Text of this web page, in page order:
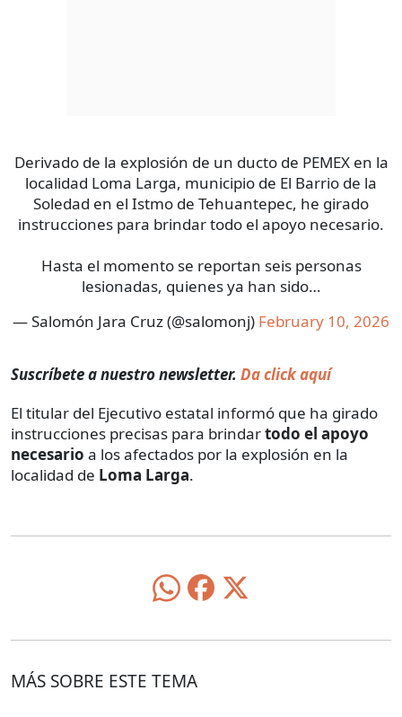
Derivado de la explosión de un ducto de PEMEX en la
localidad Loma Larga, municipio de El Barrio de la
Soledad en el Istmo de Tehuantepec, he girado
instrucciones para brindar todo el apoyo necesario.
Hasta el momento se reportan seis personas
lesionadas, quienes ya han sido…
— Salomón Jara Cruz (@salomonj) February 10, 2026
Suscríbete a nuestro newsletter. Da click aquí
El titular del Ejecutivo estatal informó que ha girado
instrucciones precisas para brindartodo el apoyo
necesario a los afectados por la explosión en la
localidad de Loma Larga.
MÁS SOBRE ESTE TEMA